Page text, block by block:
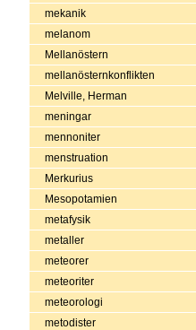
mekanik
melanom
Mellanöstern
mellanösternkonflikten
Melville, Herman
meningar
mennoniter
menstruation
Merkurius
Mesopotamien
metafysik
metaller
meteorer
meteoriter
meteorologi
metodister